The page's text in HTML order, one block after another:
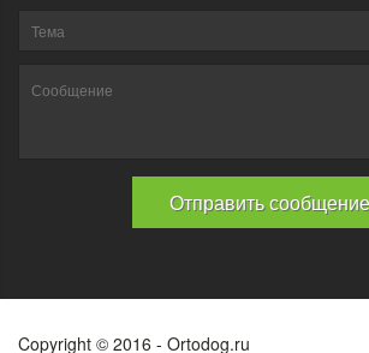
Copyright © 2016 - Ortodog.ru